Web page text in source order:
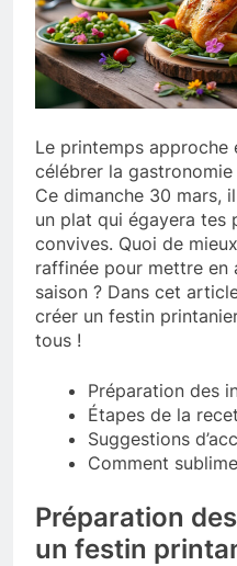
Le printemps approche
célébrer la
Ce dimanche 30 mars,
un plat qui égayera tes
convives. Quoi de
raffinée pour mettre en
saison ? Dans cet
créer un festin
tous !
Préparation des
Étapes de la
Suggestions
Comment
Préparation
un festin